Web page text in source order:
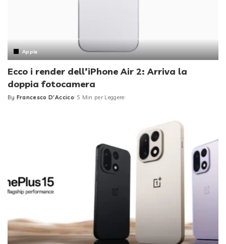
Apple
Ecco i render dell’iPhone Air 2: Arriva la
doppia fotocamera
Posted
By Francesco D'Accico 5 Min per Leggere